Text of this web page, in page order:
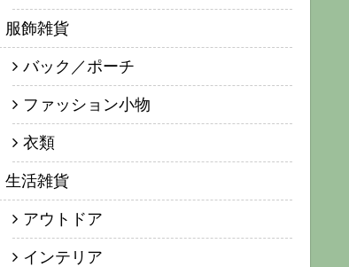
服飾雑貨
バック／ポーチ
ファッション小物
衣類
生活雑貨
アウトドア
インテリア